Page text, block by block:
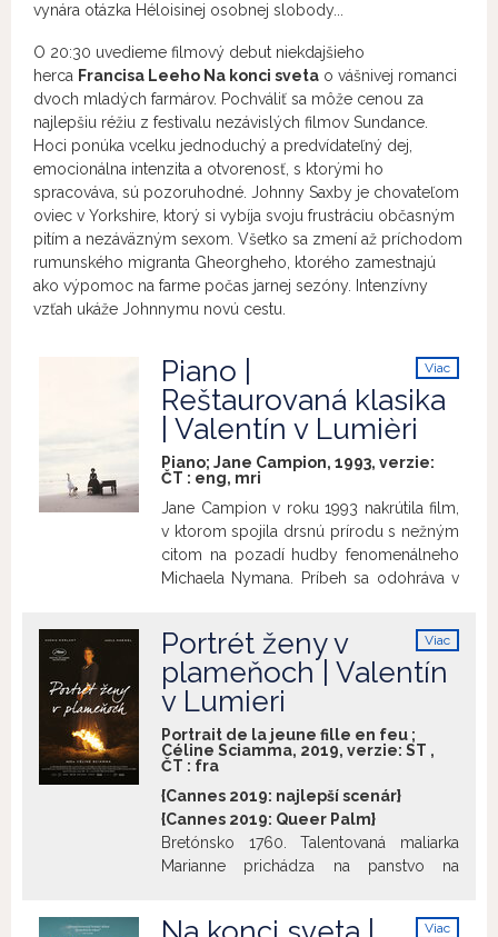
vynára otázka Héloisinej osobnej slobody...
O 20:30 uvedieme filmový debut niekdajšieho
herca Francisa Leeho Na konci sveta o vášnivej romanci
dvoch mladých farmárov. Pochváliť sa môže cenou za
najlepšiu réžiu z festivalu nezávislých filmov Sundance.
Hoci ponúka vcelku jednoduchý a predvídateľný dej,
emocionálna intenzita a otvorenosť, s ktorými ho
spracováva, sú pozoruhodné. Johnny Saxby je chovateľom
oviec v Yorkshire, ktorý si vybíja svoju frustráciu občasným
pitím a nezáväzným sexom. Všetko sa zmení až príchodom
rumunského migranta Gheorgheho, ktorého zamestnajú
ako výpomoc na farme počas jarnej sezóny. Intenzívny
vzťah ukáže Johnnymu novú cestu.
Viac
Piano |
Reštaurovaná klasika
| Valentín v Lumièri
Piano; Jane Campion, 1993, verzie:
ČT : eng, mri
Jane Campion v roku 1993 nakrútila film,
v ktorom spojila drsnú prírodu s nežným
citom na pozadí hudby fenomenálneho
Michaela Nymana. Príbeh sa odohráva v
prichádza z Anglicka za svojím novým
mužom Stewartom (Sam Neill) nemá Ada
(Holly Hunter) s nemanželskou dcérou
aj klavír, bez ktorého Ada nemôže
existovať. Vyvliecť piano z pláže do
nového domova je však podľa Stewarta
nemožné, čo okamžite vyvolá medzi
novomanželmi nezhody a podčiarkne
ich vzájomnú neprístupnosť. Piana sa
do svojho príbytku, kde za „malú
Viac
info
Portrét ženy v
plameňoch | Valentín
v Lumieri
Portrait de la jeune fille en feu ;
Céline Sciamma, 2019, verzie: ST ,
ČT : fra
{Cannes 2019: najlepší scenár}
{Cannes 2019: Queer Palm}
Bretónsko 1760. Talentovaná maliarka
Marianne prichádza na panstvo na
Viac